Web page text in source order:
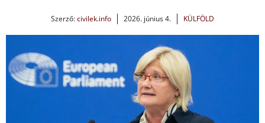
Szerző:civilek.info 2026. június 4. KÜLFÖLD